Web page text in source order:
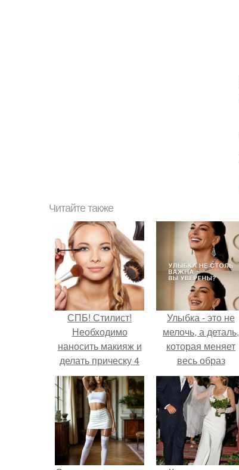
Читайте также
СПБ! Стилист!
Необходимо
наносить макияж и
делать прическу 4
девушкам перед
работой за 1, 5-2
часа.
Улыбка - это не
мелочь, а деталь,
которая меняет
весь образ
человека.